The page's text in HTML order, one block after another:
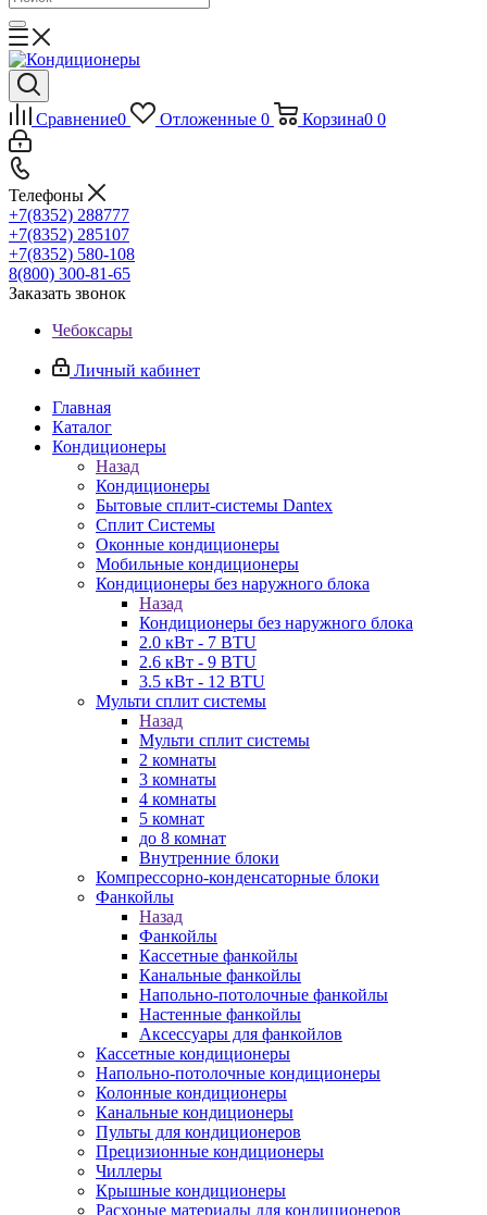
Сравнение0 Отложенные 0 Корзина0 0
Телефоны
+7(8352) 288777
+7(8352) 285107
+7(8352) 580-108
8(800) 300-81-65
Заказать звонок
Чебоксары
Личный кабинет
Главная
Каталог
Кондиционеры
Назад
Кондиционеры
Бытовые сплит-системы Dantex
Сплит Системы
Оконные кондиционеры
Мобильные кондиционеры
Кондиционеры без наружного блока
Назад
Кондиционеры без наружного блока
2.0 кВт - 7 BTU
2.6 кВт - 9 BTU
3.5 кВт - 12 BTU
Мульти сплит системы
Назад
Мульти сплит системы
2 комнаты
3 комнаты
4 комнаты
5 комнат
до 8 комнат
Внутренние блоки
Компрессорно-конденсаторные блоки
Фанкойлы
Назад
Фанкойлы
Кассетные фанкойлы
Канальные фанкойлы
Напольно-потолочные фанкойлы
Настенные фанкойлы
Аксессуары для фанкойлов
Кассетные кондиционеры
Напольно-потолочные кондиционеры
Колонные кондиционеры
Канальные кондиционеры
Пульты для кондиционеров
Прецизионные кондиционеры
Чиллеры
Крышные кондиционеры
Расхоные материалы для кондиционеров